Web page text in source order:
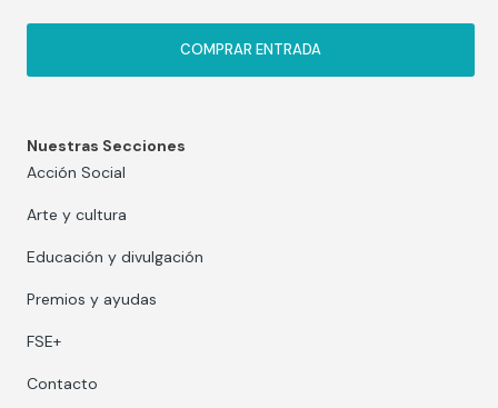
COMPRAR ENTRADA
Nuestras Secciones
Acción Social
Arte y cultura
Educación y divulgación
Premios y ayudas
FSE+
Contacto